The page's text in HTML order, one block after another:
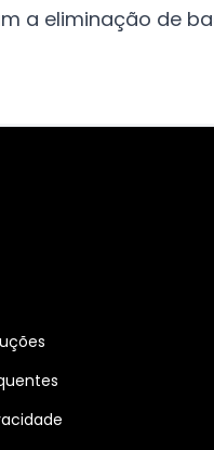
a eliminação de